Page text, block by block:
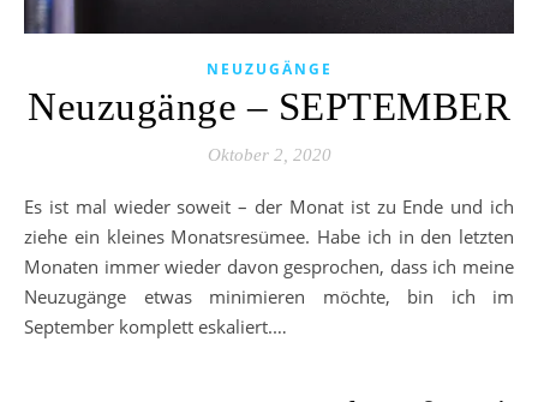
NEUZUGÄNGE
Neuzugänge – SEPTEMBER
Oktober 2, 2020
Es ist mal wieder soweit – der Monat ist zu Ende und ich
ziehe ein kleines Monatsresümee. Habe ich in den letzten
Monaten immer wieder davon gesprochen, dass ich meine
Neuzugänge etwas minimieren möchte, bin ich im
September komplett eskaliert.…